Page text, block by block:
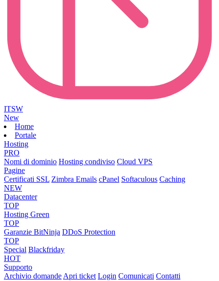
ITSW
New
Home
Portale
Hosting
PRO
Nomi di dominio Hosting condiviso Cloud VPS
Pagine
Certificati SSL Zimbra Emails cPanel Softaculous Caching
NEW
Datacenter
TOP
Hosting Green
TOP
Garanzie BitNinja DDoS Protection
TOP
Special Blackfriday
HOT
Supporto
Archivio domandeApri ticket Login Comunicati Contatti